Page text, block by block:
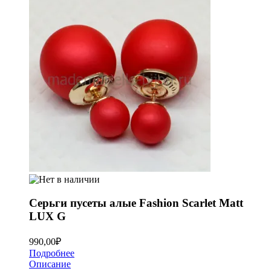
Серьги пусеты алые Fashion Scarlet Matt
LUX G
990,00₽
Подробнее
Описание